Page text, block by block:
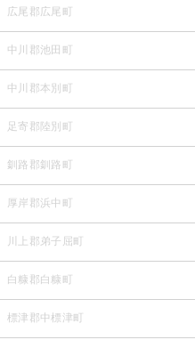
広尾郡広尾町
中川郡池田町
中川郡本別町
足寄郡陸別町
釧路郡釧路町
厚岸郡浜中町
川上郡弟子屈町
白糠郡白糠町
標津郡中標津町